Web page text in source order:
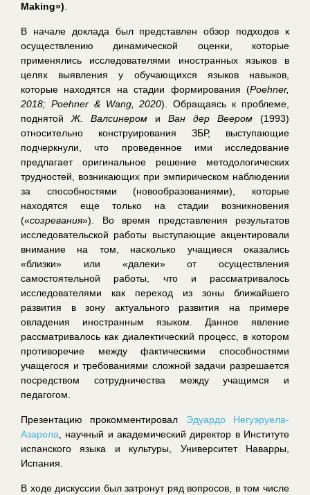
Making»).
В начале доклада был представлен обзор подходов к
осуществлению динамической оценки, которые
применялись исследователями иностранных языков в
целях выявления у обучающихся языков навыков,
которые находятся на стадии формирования (Poehner,
2018; Poehner & Wang, 2020). Обращаясь к проблеме,
поднятойЖ. Валсинером и Ван дер Веером (1993)
относительно конструирования ЗБР, выступающие
подчеркнули, что проведенное ими исследование
предлагает оригинальное решение методологических
трудностей, возникающих при эмпирическом наблюдении
за способностями (новообразованиями), которые
находятся еще только на стадии возникновения
(«созревания»). Во время представления результатов
исследовательской работы выступающие акцентировали
внимание на том, насколько учащиеся оказались
«близки» или «далеки» от осуществления
самостоятельной работы, что и рассматривалось
исследователями как переход из зоны ближайшего
развития в зону актуального развития на примере
овладения иностранным языком. Данное явление
рассматривалось как диалектический процесс, в котором
противоречие между фактическими способностями
учащегося и требованиями сложной задачи разрешается
посредством сотрудничества между учащимся и
педагогом.
Презентацию прокомментировал Эдуардо Негуэруела-
Азарола, научный и академический директор в Институте
испанского языка и культуры, Университет Наварры,
Испания.
В ходе дискуссии был затронут ряд вопросов, в том числе